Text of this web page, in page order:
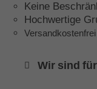
Keine
Hochwertige
Versandkostenfrei
Wir sind